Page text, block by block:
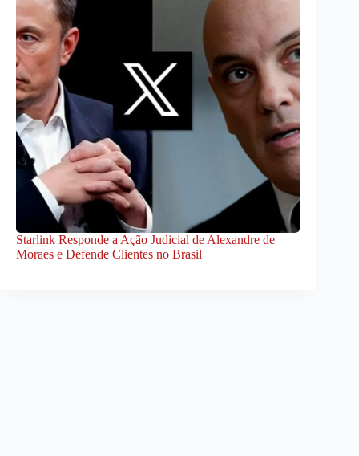
Starlink Responde a Ação Judicial de Alexandre de
Moraes e Defende Clientes no Brasil